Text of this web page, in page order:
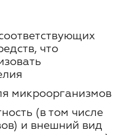
что
микроорганизмов
(в том числе
и внешний вид